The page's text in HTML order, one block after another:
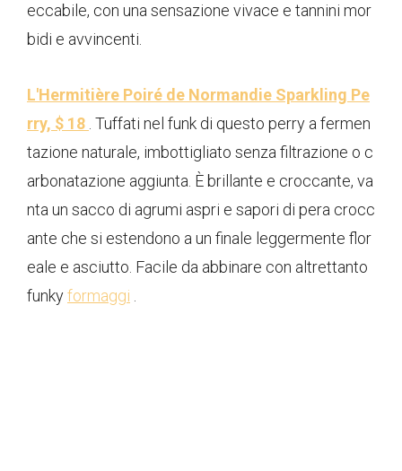
eccabile, con una sensazione vivace e tannini mor
bidi e avvincenti.
L'Hermitière Poiré de Normandie Sparkling Pe
rry, $ 18 . Tuffati nel funk di questo perry a fermen
tazione naturale, imbottigliato senza filtrazione o c
arbonatazione aggiunta. È brillante e croccante, va
nta un sacco di agrumi aspri e sapori di pera crocc
ante che si estendono a un finale leggermente flor
eale e asciutto. Facile da abbinare con altrettanto
funkyformaggi .